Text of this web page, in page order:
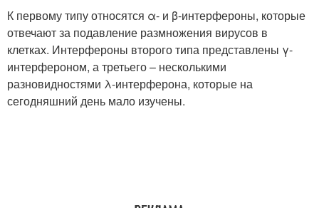
К первому типу относятся α- и β-интерфероны, которые
отвечают за подавление размножения вирусов в
клетках. Интерфероны второго типа представлены γ-
интерфероном, а третьего – несколькими
разновидностями λ-интерферона, которые на
сегодняшний день мало изучены.